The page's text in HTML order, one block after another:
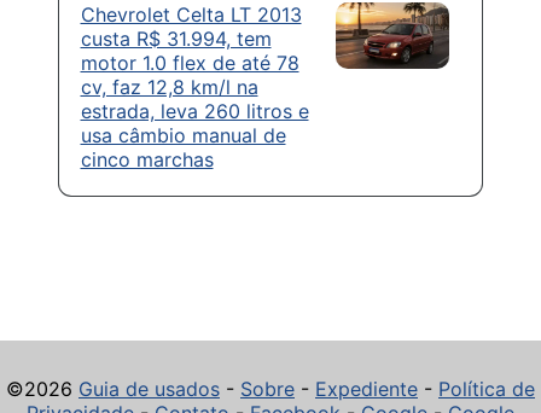
Chevrolet Celta LT 2013
custa R$ 31.994, tem
motor 1.0 flex de até 78
cv, faz 12,8 km/l na
estrada, leva 260 litros e
usa câmbio manual de
cinco marchas
©2026 Guia de usados - Sobre - Expediente - Política de